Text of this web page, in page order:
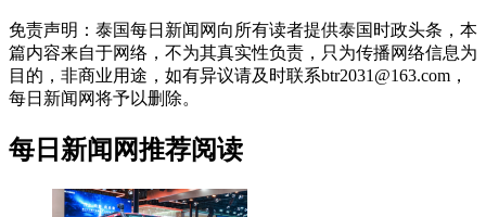
免责声明：泰国每日新闻网向所有读者提供泰国时政头条，本
篇内容来自于网络，不为其真实性负责，只为传播网络信息为
目的，非商业用途，如有异议请及时联系btr2031@163.com，
每日新闻网将予以删除。
每日新闻网推荐阅读